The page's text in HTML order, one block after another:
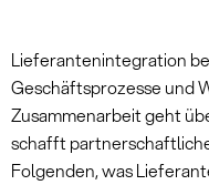
Lieferantenintegration
Geschäftsprozesse und
Zusammenarbeit geht
schafft
Folgenden, was